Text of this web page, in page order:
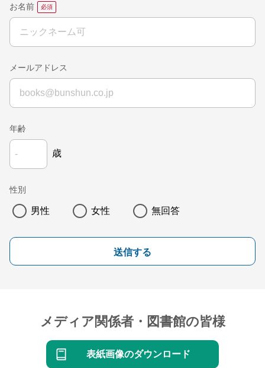
お名前
メールアドレス
年齢
歳
性別
男性 女性 無回答
送信する
メディア関係者・図書館の皆様
表紙画像のダウンロード